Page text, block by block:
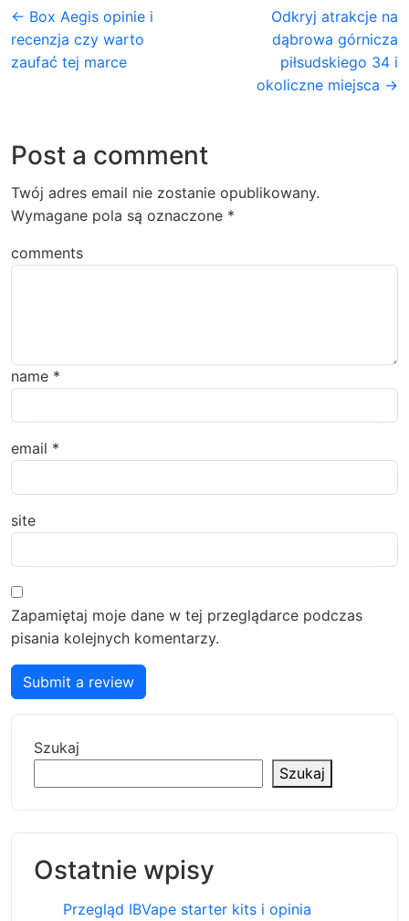
← Box Aegis opinie i
recenzja czy warto
zaufać tej marce
Odkryj atrakcje na
dąbrowa górnicza
piłsudskiego 34 i
okoliczne miejsca →
Post a comment
Twój adres email nie zostanie opublikowany.
Wymagane pola są oznaczone *
comments
name *
email *
site
Zapamiętaj moje dane w tej przeglądarce podczas
pisania kolejnych komentarzy.
Submit a review
Szukaj
Szukaj
Ostatnie wpisy
Przegląd IBVape starter kits i opinia